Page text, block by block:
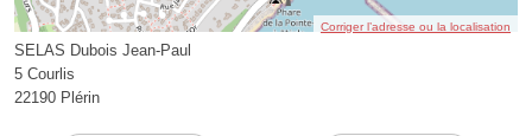
Corriger l’adresse ou la localisation
SELAS Dubois Jean-Paul
5 Courlis
22190 Plérin